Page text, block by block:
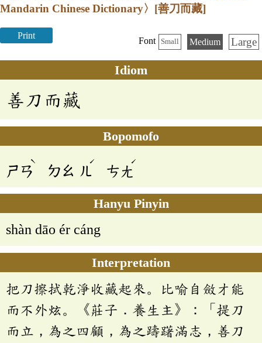
Mandarin Chinese Dictionary〉 [善刀而藏]
Print
Font Small Medium Large
Idiom
善刀而藏
Bopomofo
ㄕㄢ
ˋ
ㄉㄠ ㄦ
ˊ
ㄘㄤ
ˊ
Hanyu Pinyin
shàn dāo ér cáng
Interpretation
把刀擦拭乾淨收藏起來。比喻自斂才能
而不外炫。《莊子．養生主》：「提刀
而立，為之四顧，為之躊躇滿志，善刀